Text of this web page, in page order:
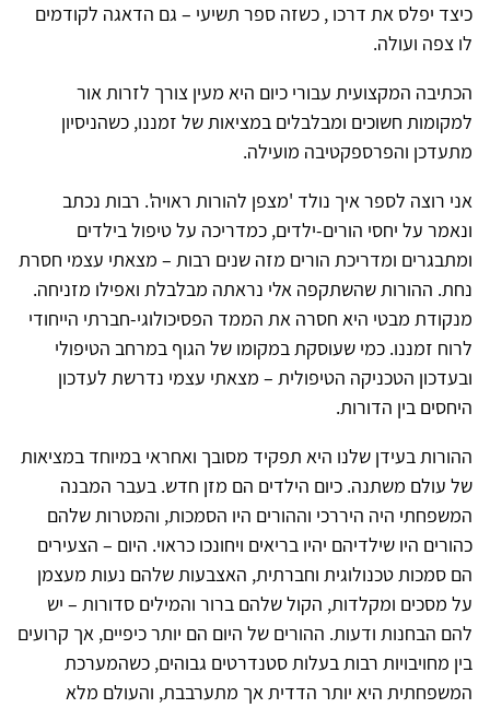
כיצד יפלס את דרכו , כשזה ספר תשיעי – גם הדאגה לקודמים
לו צפה ועולה.
הכתיבה המקצועית עבורי כיום היא מעין צורך לזרות אור
למקומות חשוכים ומבלבלים במציאות של זמננו, כשהניסיון
מתעדכן והפרספקטיבה מועילה.
אני רוצה לספר איך נולד 'מצפן להורות ראויה'. רבות נכתב
ונאמר על יחסי הורים-ילדים, כמדריכה על טיפול בילדים
ומתבגרים ומדריכת הורים מזה שנים רבות – מצאתי עצמי חסרת
נחת. ההורות שהשתקפה אלי נראתה מבלבלת ואפילו מזניחה.
מנקודת מבטי היא חסרה את הממד הפסיכולוגי-חברתי הייחודי
לרוח זמננו. כמי שעוסקת במקומו של הגוף במרחב הטיפולי
ובעדכון הטכניקה הטיפולית – מצאתי עצמי נדרשת לעדכון
היחסים בין הדורות.
ההורות בעידן שלנו היא תפקיד מסובך ואחראי במיוחד במציאות
של עולם משתנה. כיום הילדים הם מזן חדש. בעבר המבנה
המשפחתי היה היררכי וההורים היו הסמכות, והמטרות שלהם
כהורים היו שילדיהם יהיו בריאים ויחונכו כראוי. היום – הצעירים
הם סמכות טכנולוגית וחברתית, האצבעות שלהם נעות מעצמן
על מסכים ומקלדות, הקול שלהם ברור והמילים סדורות – יש
להם הבחנות ודעות. ההורים של היום הם יותר כיפיים, אך קרועים
בין מחויבויות רבות בעלות סטנדרטים גבוהים, כשהמערכת
המשפחתית היא יותר הדדית אך מתערבבת, והעולם מלא